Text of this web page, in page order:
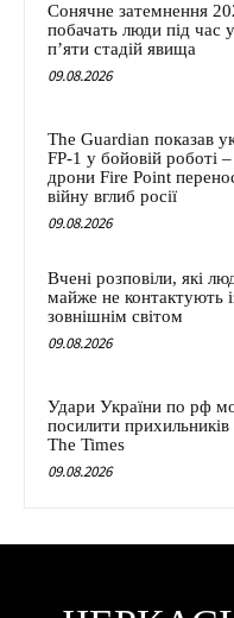
Сонячне затемнення
побачать люди під час
п’яти стадій явища
09.08.2026
The Guardian показав
FP-1 у бойовій роботі
дрони Fire Point
війну вглиб росії
09.08.2026
Вчені розповіли, які
майже не контактують
зовнішнім світом
09.08.2026
Удари України по рф
посилити прихильників
The Times
09.08.2026